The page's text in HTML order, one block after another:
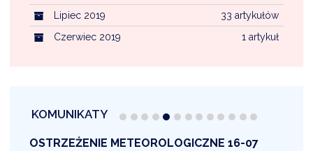
33 artykułów
Lipiec 2019
1 artykuł
Czerwiec 2019
KOMUNIKATY
OSTRZEŻENIE METEOROLOGICZNE 16-07